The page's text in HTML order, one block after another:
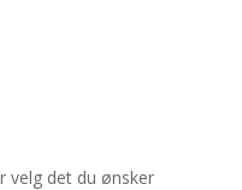
velg det du ønsker